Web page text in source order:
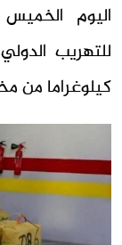
كيلوغراما من